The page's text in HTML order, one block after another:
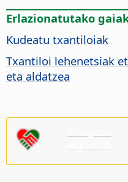
Erlazionatutako
Kudeatu txantiloiak
Txantiloi lehenetsiak
eta aldatzea